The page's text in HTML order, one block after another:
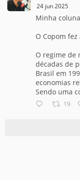
24 jun 2025
Minha
O Copom
O regime de
décadas de
Brasil em
economias
Sendo uma
19